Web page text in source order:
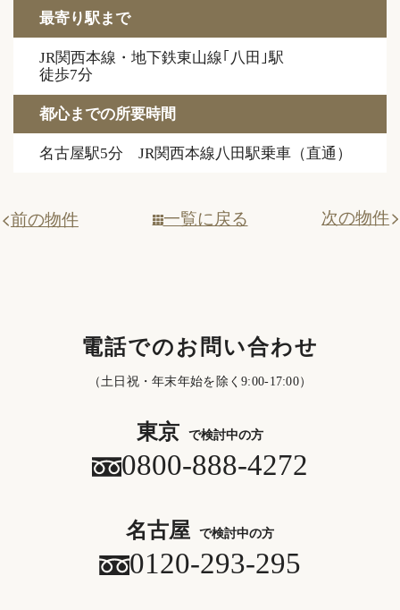
最寄り駅まで
JR関西本線・地下鉄東山線｢八田｣駅
徒歩7分
都心までの所要時間
名古屋駅5分 JR関西本線八田駅乗車（直通）
前の物件 一覧に戻る 次の物件
電話でのお問い合わせ
（土日祝・年末年始を除く9:00-17:00）
東京 で検討中の方
0800-888-4272
名古屋 で検討中の方
0120-293-295